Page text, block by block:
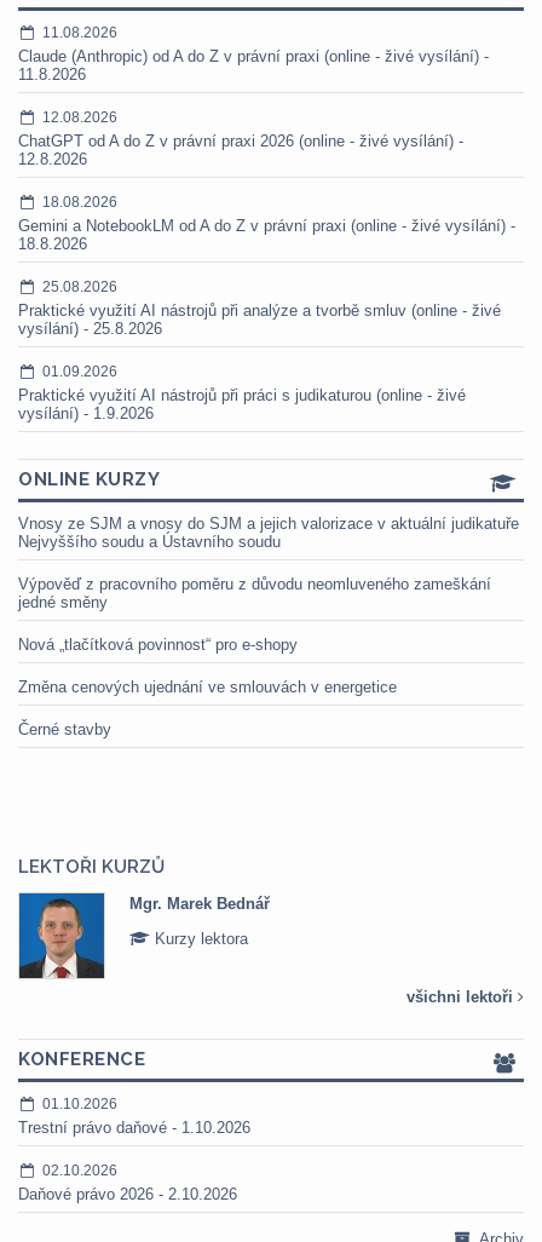
11.08.2026
Claude (Anthropic) od A do Z v právní praxi (online - živé vysílání) -
11.8.2026
12.08.2026
ChatGPT od A do Z v právní praxi 2026 (online - živé vysílání) -
12.8.2026
18.08.2026
Gemini a NotebookLM od A do Z v právní praxi (online - živé vysílání) -
18.8.2026
25.08.2026
Praktické využití AI nástrojů při analýze a tvorbě smluv (online - živé
vysílání) - 25.8.2026
01.09.2026
Praktické využití AI nástrojů při práci s judikaturou (online - živé
vysílání) - 1.9.2026
ONLINE KURZY
Vnosy ze SJM a vnosy do SJM a jejich valorizace v aktuální judikatuře
Nejvyššího soudu a Ústavního soudu
Výpověď z pracovního poměru z důvodu neomluveného zameškání
jedné směny
Nová „tlačítková povinnost“ pro e-shopy
Změna cenových ujednání ve smlouvách v energetice
Černé stavby
LEKTOŘI KURZŮ
Mgr. Marek Bednář
Kurzy lektora
všichni lektoři
KONFERENCE
01.10.2026
Trestní právo daňové - 1.10.2026
02.10.2026
Daňové právo 2026 - 2.10.2026